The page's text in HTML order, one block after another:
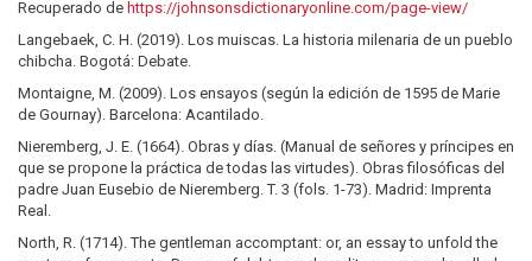
Recuperado de https://johnsonsdictionaryonline.com/page-view/
Langebaek, C. H. (2019). Los muiscas. La historia milenaria de un pueblo
chibcha. Bogotá: Debate.
Montaigne, M. (2009). Los ensayos (según la edición de 1595 de Marie
de Gournay). Barcelona: Acantilado.
Nieremberg, J. E. (1664). Obras y días. (Manual de señores y príncipes en
que se propone la práctica de todas las virtudes). Obras filosóficas del
padre Juan Eusebio de Nieremberg. T. 3 (fols. 1-73). Madrid: Imprenta
Real.
North, R. (1714). The gentleman accomptant: or, an essay to unfold the